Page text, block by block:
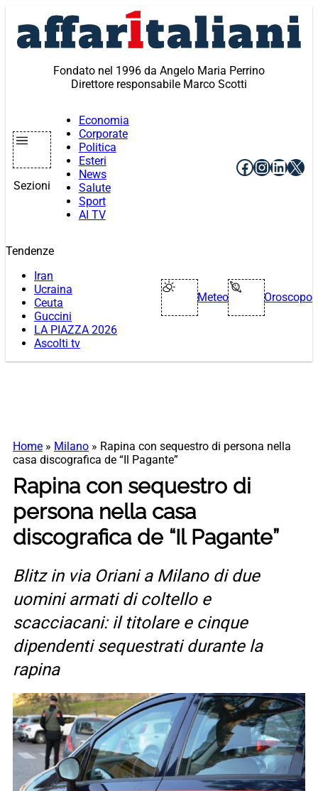
contenuto
Fondato nel 1996 da Angelo Maria Perrino
Direttore responsabile Marco Scotti
Sezioni
Economia
Corporate
Politica
Esteri
News
Salute
Sport
AI TV
Facebook
X
Tendenze
Iran
Ucraina
Ceuta
Guccini
LA PIAZZA 2026
Ascolti tv
Meteo Oroscopo
Home » Milano » Rapina con sequestro di persona nella
casa discografica de “Il Pagante”
Rapina con sequestro di
persona nella casa
discografica de “Il Pagante”
Blitz in via Oriani a Milano di due
uomini armati di coltello e
scacciacani: il titolare e cinque
dipendenti sequestrati durante la
rapina